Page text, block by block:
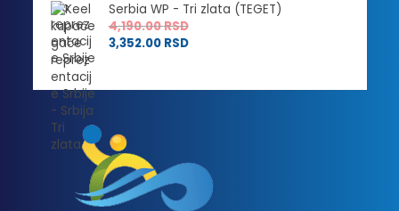
Serbia WP - Tri zlata (TEGET)
4,190.00RSD
3,352.00 RSD